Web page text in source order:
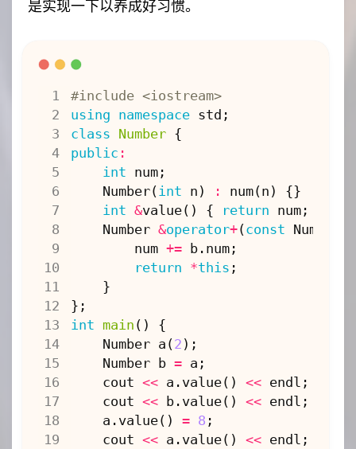
是实现一下以养成好习惯。
4
14
#include <iostream>
using namespace std ;
class Number {
public :
int num;
Number( int n ) : num(n )
{}
int &value() { return num;
Number &operator+(const Number
num += b. num;
return *this ;
}
};
int main ()
{
Number a (2 );
Number b = a ;
cout << a . value() << endl ;
cout << b. value() << endl ;
a . value() = 8 ;
cout << a . value() << endl ;